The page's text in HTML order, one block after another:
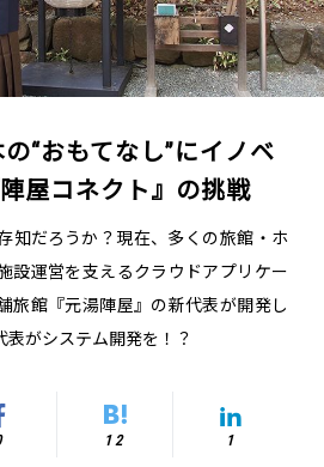
“おもてなし”にイノベ
屋コネクト』の挑戦
知だろうか？現在、多くの旅館・ホ
設運営を支えるクラウドアプリケー
旅館『元湯陣屋』の新代表が開発し
表がシステム開発を！？
12 1